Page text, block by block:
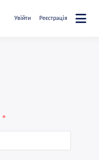
Увійти Реєстрація
*